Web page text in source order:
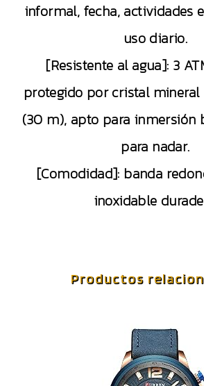
informal, fecha, actividades
uso diario.
[Resistente al agua]: 3
protegido por cristal
(30 m), apto para inmersión
para nadar.
[Comodidad]: banda
inoxidable
Productos